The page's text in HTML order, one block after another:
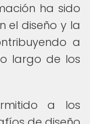
ha sido
el diseño y la
a
largo de los
a los